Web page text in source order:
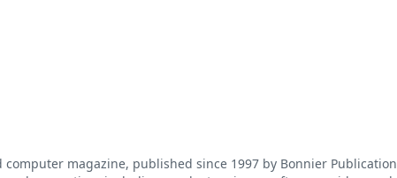
magazine, published since 1997 by Bonnier